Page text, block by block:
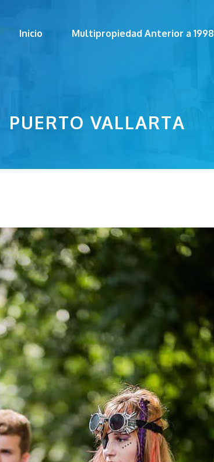
Inicio Multipropiedad Anterior a 1998
PUERTO VALLARTA